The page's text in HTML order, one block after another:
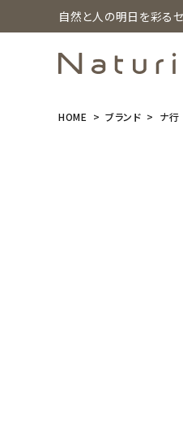
自然と人の明日を彩る
HOME ブランド ナ行